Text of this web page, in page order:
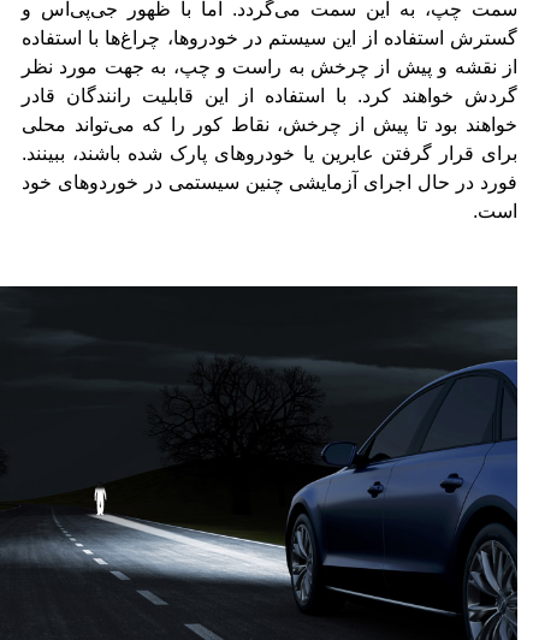
سمت چپ، به این سمت می‌گردد. اما با ظهور جی‌پی‌اس و
گسترش استفاده از این سیستم در خودروها، چراغ‌ها با استفاده
از نقشه و پیش از چرخش به راست و چپ، به جهت مورد نظر
گردش خواهند کرد. با استفاده از این قابلیت رانندگان قادر
خواهند بود تا پیش از چرخش، نقاط کور را که می‌تواند محلی
برای قرار گرفتن عابرین یا خودروهای پارک شده باشند، ببینند.
فورد در حال اجرای آزمایشی چنین سیستمی در خوردوهای خود
است.